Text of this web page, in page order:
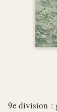
9e division :